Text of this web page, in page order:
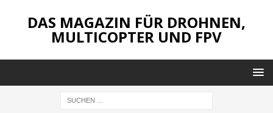
DAS MAGAZIN FÜR DROHNEN,
MULTICOPTER UND FPV